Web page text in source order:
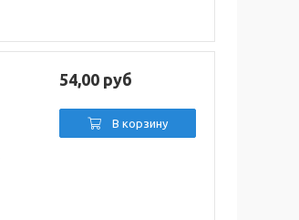
54,00 руб
В корзину